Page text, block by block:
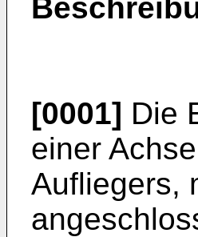
[0001] Die
einer
Aufliegers,